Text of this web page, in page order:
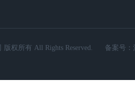
权所有 All Rights Reserved. 备案号：